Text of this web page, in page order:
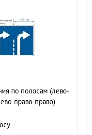
по полосам (лево-
право-право)